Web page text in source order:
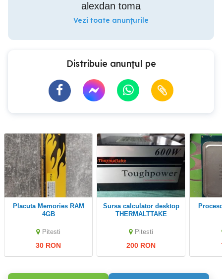
alexdan toma
Vezi toate anunțurile
Distribuie anunțul pe
Placuta Memories RAM
4GB
Pitesti
30 RON
Sursa calculator desktop
THERMALTTAKE
Pitesti
200 RON